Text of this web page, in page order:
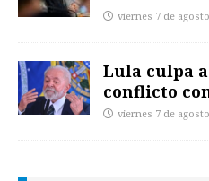
viernes 7 de
Lula culpa
conflicto
viernes 7 de